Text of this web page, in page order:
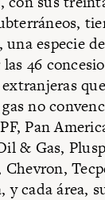
especie
46
no
Pan
& Gas,
Chevron,
y cada área,